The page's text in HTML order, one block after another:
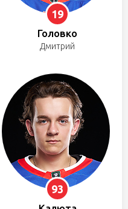
19
Головко
Дмитрий
93